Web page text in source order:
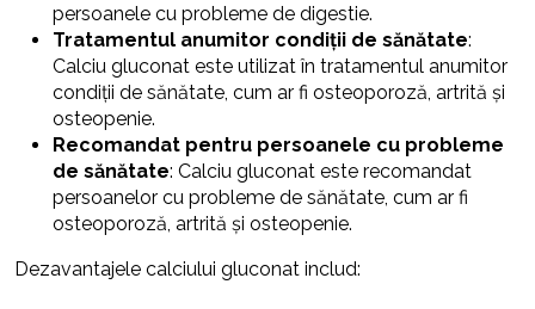
persoanele cu probleme de digestie.
Tratamentul anumitor condiții de sănătate:
Calciu gluconat este utilizat în tratamentul anumitor
condiții de sănătate, cum ar fi osteoporoză, artrită și
osteopenie.
Recomandat pentru persoanele cu probleme
de sănătate: Calciu gluconat este recomandat
persoanelor cu probleme de sănătate, cum ar fi
osteoporoză, artrită și osteopenie.
Dezavantajele calciului gluconat includ: